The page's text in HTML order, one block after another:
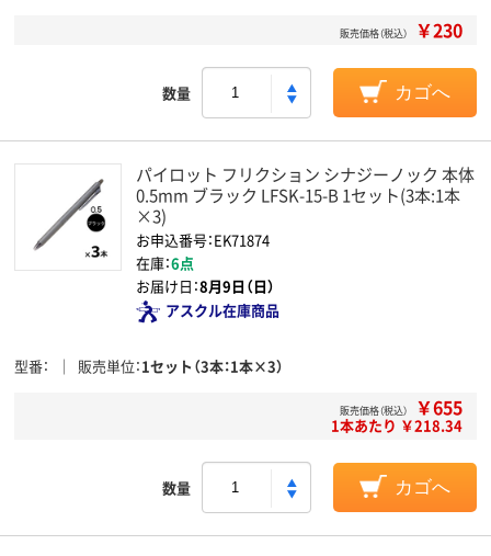
販売価格（税込） ￥230
数量 カゴへ
パイロット フリクション シナジーノック 本体
0.5mm ブラック LFSK-15-B 1セット(3本:1本
×3)
お申込番号：EK71874
在庫：6点
お届け日：8月9日（日）
アスクル在庫商品
型番 販売単位 1セット（3本：1本×3）
販売価格（税込） ￥655
1本あたり ￥218.34
数量 カゴへ